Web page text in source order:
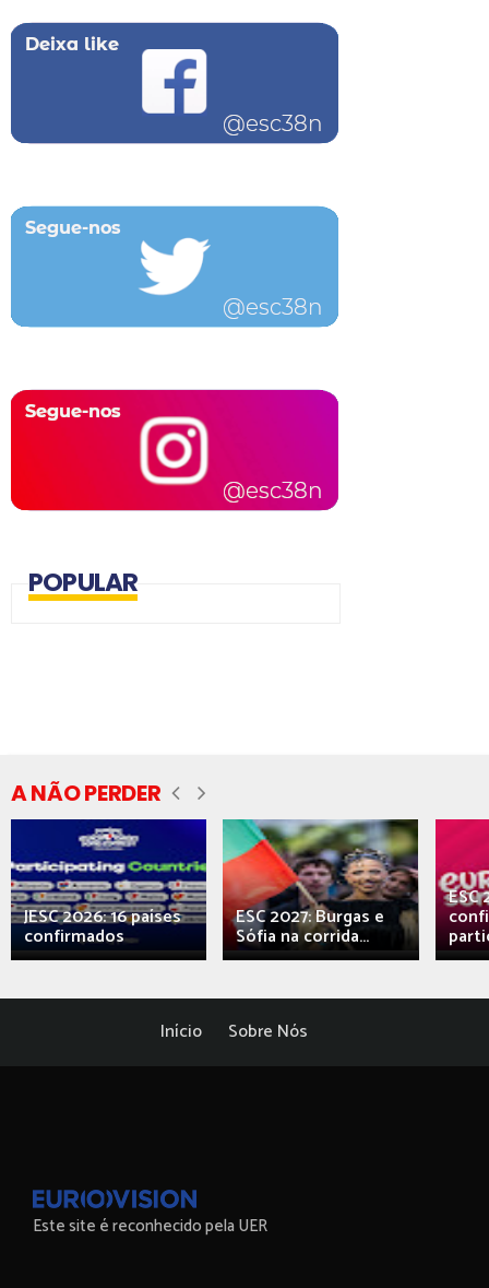
POPULAR
A NÃO PERDER
JESC 2026: 16 países
confirmados
ESC 2027: Burgas e
Sófia na corrida...
ESC
Início Sobre Nós
Este site é reconhecido pela UER